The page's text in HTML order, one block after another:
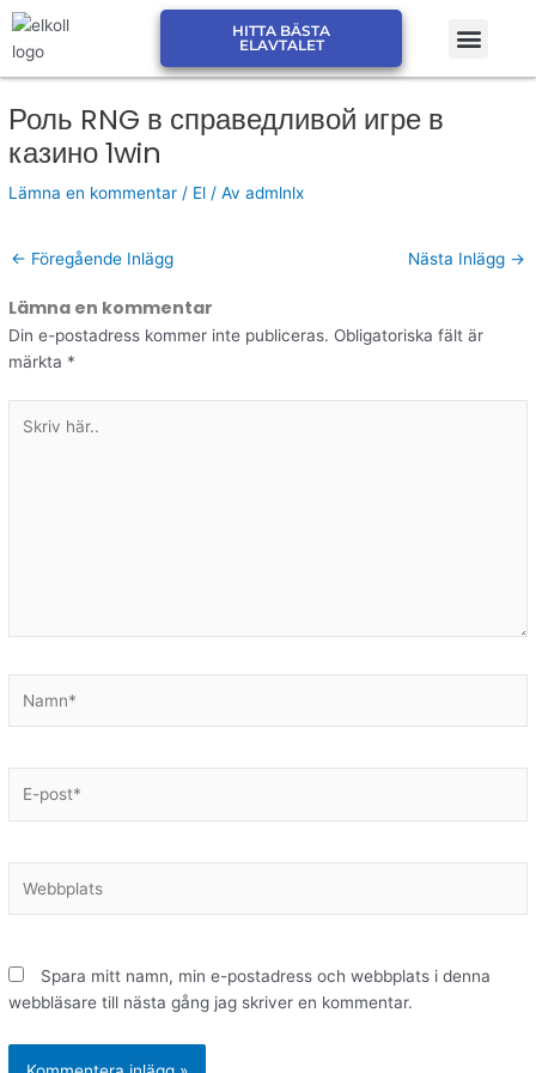
Hoppa
innehåll
HITTA BÄSTA
ELAVTALET
Meny
Роль RNG в справедливой игре в
казино 1win
Lämna en kommentar / El / Av admlnlx
← Föregående Inlägg Nästa Inlägg →
Lämna en kommentar
Din e-postadress kommer inte publiceras. Obligatoriska fält är
märkta *
här..
post*
Spara mitt namn, min e-postadress och webbplats i denna
webbläsare till nästa gång jag skriver en kommentar.